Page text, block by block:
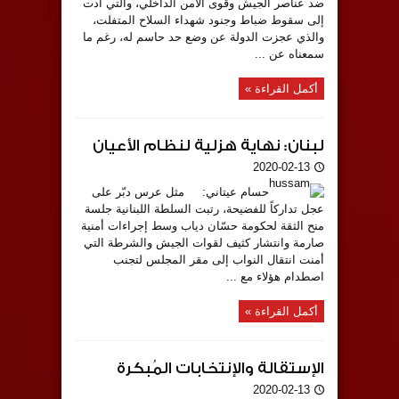
ضد عناصر الجيش وقوى الأمن الداخلي، والتي أدت
إلى سقوط ضباط وجنود شهداء السلاح المتفلت،
والذي عجزت الدولة عن وضع حد حاسم له، رغم ما
سمعناه عن ...
أكمل القراءة »
لبنان: نهاية هزلية لنظام الأعيان
2020-02-13
حسام عيتاني: مثل عرس دبّر على
عجل تداركاً للفضيحة، رتبت السلطة اللبنانية جلسة
منح الثقة لحكومة حسّان دياب وسط إجراءات أمنية
صارمة وانتشار كثيف لقوات الجيش والشرطة التي
أمنت انتقال النواب إلى مقر المجلس لتجنب
اصطدام هؤلاء مع ...
أكمل القراءة »
الإستقالة والإنتخابات المُبكرة
2020-02-13